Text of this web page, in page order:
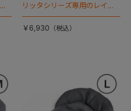
リッタシリーズ専用のレイン
カバー。雨の日のお出かけも
安心。
￥6,930